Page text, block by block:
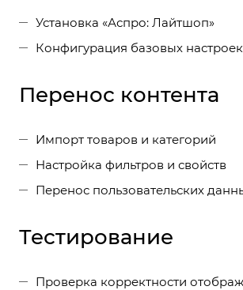
Установка «Аспро: Лайтшоп»
Конфигурация базовых
Перенос контента
Импорт товаров и категорий
Настройка фильтров и свойств
Перенос пользовательских
Тестирование
Проверка корректности